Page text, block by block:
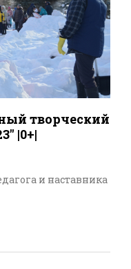
творческий
|0+|
и наставника